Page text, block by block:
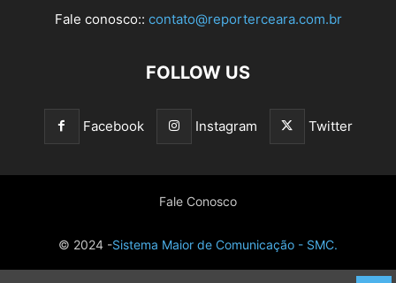
Fale conosco:: contato@reporterceara.com.br
FOLLOW US
Facebook Instagram Twitter
Fale Conosco
© 2024 -Sistema Maior de Comunicação - SMC.